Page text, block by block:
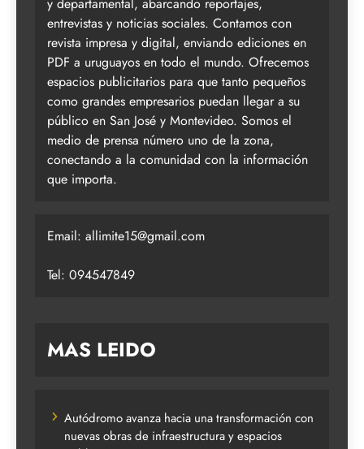
entrevistas y noticias sociales. Contamos con
revista impresa y digital, enviando ediciones en
PDF a uruguayos en todo el mundo. Ofrecemos
espacios publicitarios para que tanto pequeños
como grandes empresarios puedan llegar a su
público en San José y Montevideo. Somos el
medio de prensa número uno de la zona,
conectando a la comunidad con la información
que importa.
Email: allimite15@gmail.com
Tel: 094547849
MAS LEIDO
Autódromo avanza hacia una transformación con
nuevas obras de infraestructura y espacios